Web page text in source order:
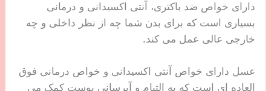
دارای خواص ضد باکتری، آنتی اکسیدانی و درمانی
بسیاری است که برای بدن شما چه از نظر داخلی و چه
خارجی عالی عمل می کند.
عسل دارای خواص آنتی اکسیدانی و خواص درمانی فوق
العاده ای است که به التیام و آبرسانی پوست کمک می